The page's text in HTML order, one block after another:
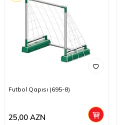
Futbol Qapısı (695-8)
25,00 AZN